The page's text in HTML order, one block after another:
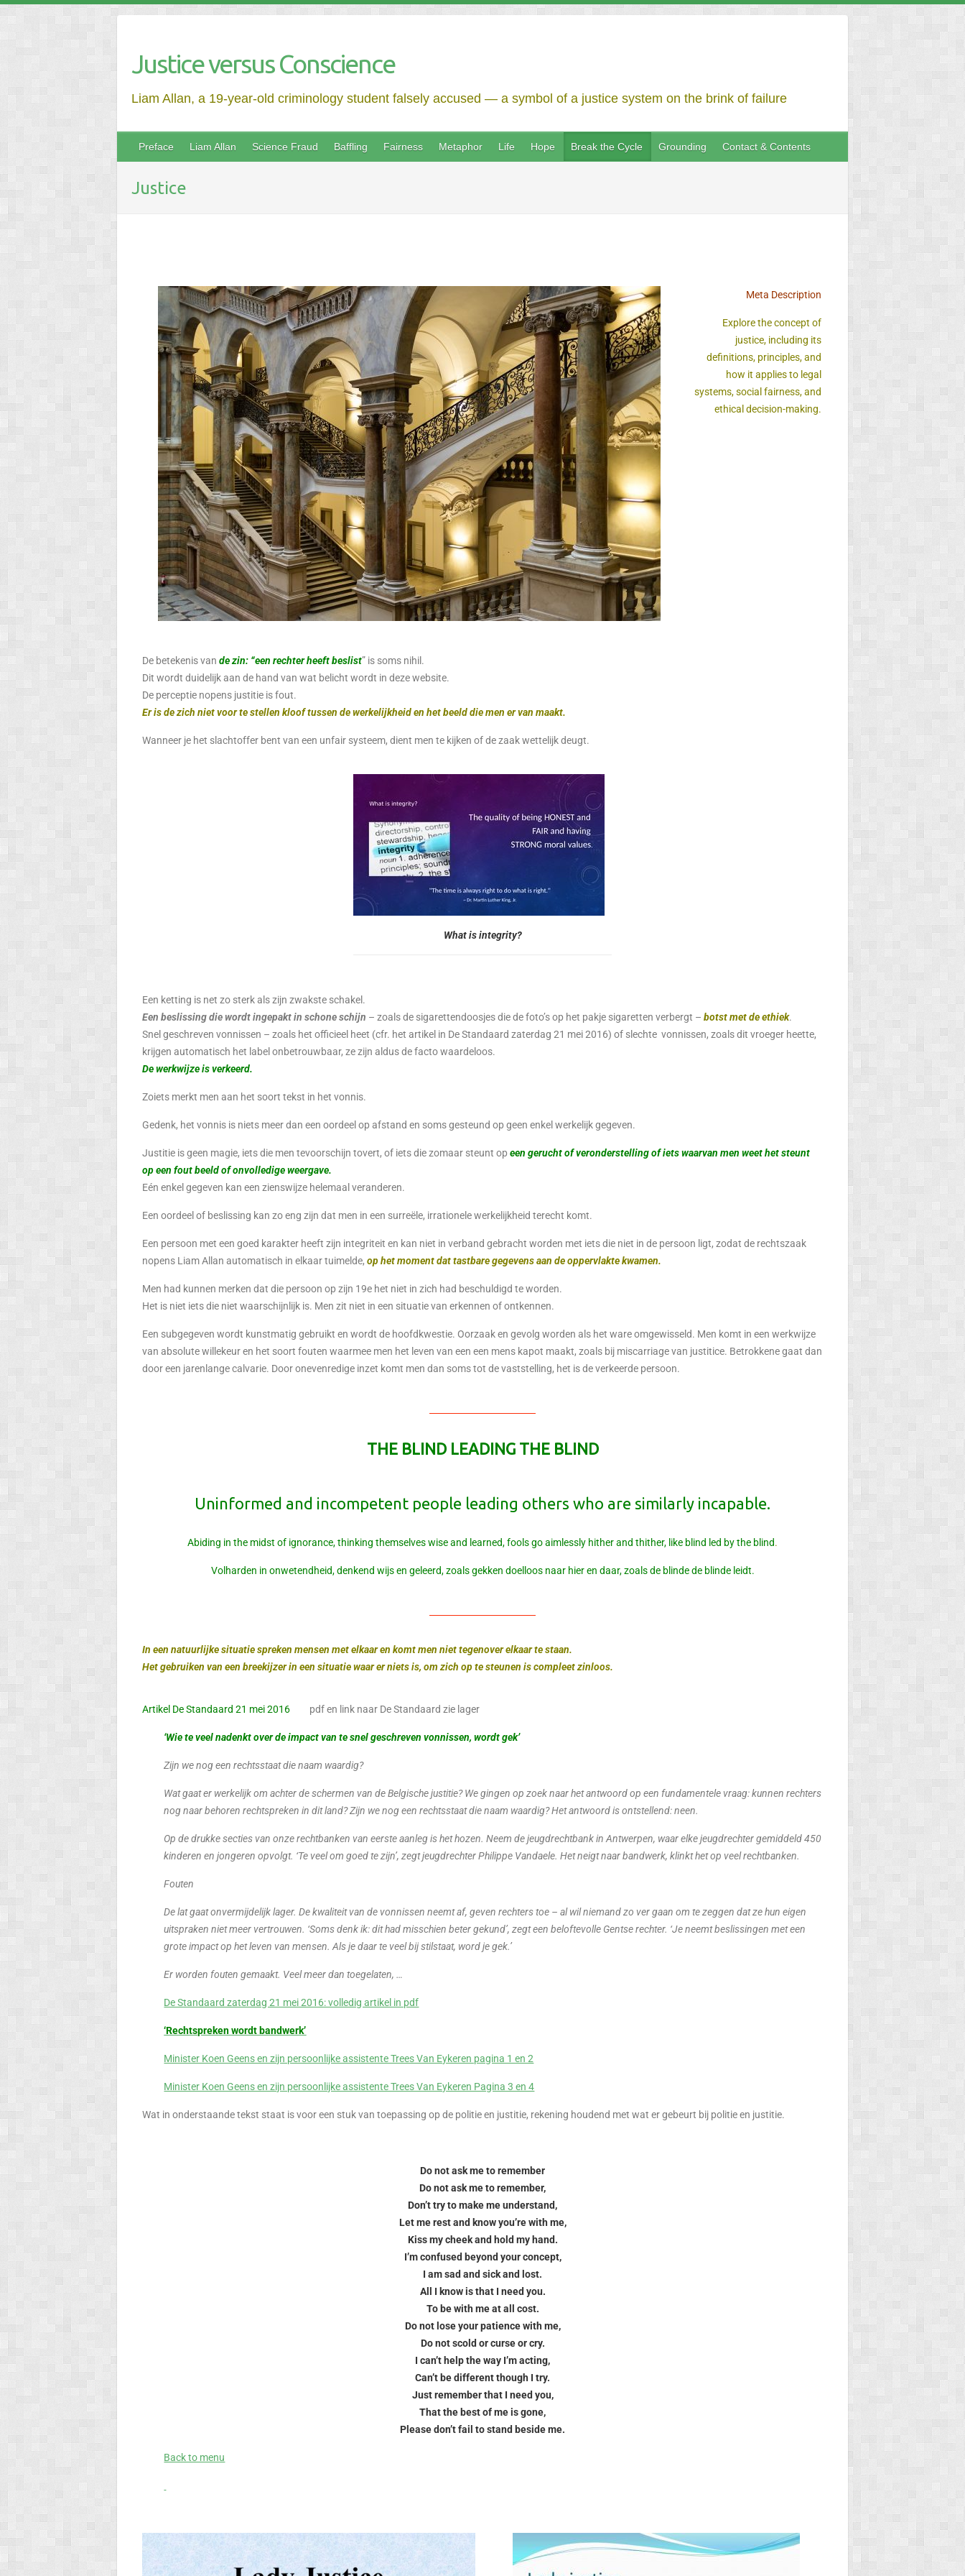
Justice versus Conscience
Liam Allan, a 19-year-old criminology student falsely accused — a symbol of a justice system on the brink of failure
Preface Liam Allan Science Fraud Baffling Fairness Metaphor Life Hope Break the Cycle Grounding Contact & Contents
Justice
Meta Description
Explore the concept of
justice, including its
definitions, principles, and
how it applies to legal
systems, social fairness, and
ethical decision-making.
De betekenis vande zin: “een rechter heeft beslist” is soms nihil.
Dit wordt duidelijk aan de hand van wat belicht wordt in deze website.
De perceptie nopens justitie is fout.
Er is de zich niet voor te stellen kloof tussen de werkelijkheid en het beeld die men er van maakt.
Wanneer je het slachtoffer bent van een unfair systeem, dient men te kijken of de zaak wettelijk deugt.
What is integrity?
Een ketting is net zo sterk als zijn zwakste schakel.
Een beslissing die wordt ingepakt in schone schijn – zoals de sigarettendoosjes die de foto’s op het pakje sigaretten verbergt –botst met de ethiek.
Snel geschreven vonnissen – zoals het officieel heet (cfr. het artikel in De Standaard zaterdag 21 mei 2016) of slechte vonnissen, zoals dit vroeger heette,
krijgen automatisch het label onbetrouwbaar, ze zijn aldus de facto waardeloos.
De werkwijze is verkeerd.
Zoiets merkt men aan het soort tekst in het vonnis.
Gedenk, het vonnis is niets meer dan een oordeel op afstand en soms gesteund op geen enkel werkelijk gegeven.
Justitie is geen magie, iets die men tevoorschijn tovert, of iets die zomaar steunt opeen gerucht of veronderstelling of iets waarvan men weet het steunt
op een fout beeld of onvolledige weergave.
Eén enkel gegeven kan een zienswijze helemaal veranderen.
Een oordeel of beslissing kan zo eng zijn dat men in een surreële, irrationele werkelijkheid terecht komt.
Een persoon met een goed karakter heeft zijn integriteit en kan niet in verband gebracht worden met iets die niet in de persoon ligt, zodat de rechtszaak
nopens Liam Allan automatisch in elkaar tuimelde,op het moment dat tastbare gegevens aan de oppervlakte kwamen.
Men had kunnen merken dat die persoon op zijn 19e het niet in zich had beschuldigd te worden.
Het is niet iets die niet waarschijnlijk is. Men zit niet in een situatie van erkennen of ontkennen.
Een subgegeven wordt kunstmatig gebruikt en wordt de hoofdkwestie. Oorzaak en gevolg worden als het ware omgewisseld. Men komt in een werkwijze
van absolute willekeur en het soort fouten waarmee men het leven van een een mens kapot maakt, zoals bij miscarriage van justitice. Betrokkene gaat dan
door een jarenlange calvarie. Door onevenredige inzet komt men dan soms tot de vaststelling, het is de verkeerde persoon.
THE BLIND LEADING THE BLIND
Uninformed and incompetent people leading others who are similarly incapable.
Abiding in the midst of ignorance, thinking themselves wise and learned, fools go aimlessly hither and thither, like blind led by the blind.
Volharden in onwetendheid, denkend wijs en geleerd, zoals gekken doelloos naar hier en daar, zoals de blinde de blinde leidt.
In een natuurlijke situatie spreken mensen met elkaar en komt men niet tegenover elkaar te staan.
Het gebruiken van een breekijzer in een situatie waar er niets is, om zich op te steunen is compleet zinloos.
Artikel De Standaard 21 mei 2016 pdf en link naar De Standaard zie lager
‘Wie te veel nadenkt over de impact van te snel geschreven vonnissen, wordt gek’
Zijn we nog een rechtsstaat die naam waardig?
Wat gaat er werkelijk om achter de schermen van de Belgische justitie? We gingen op zoek naar het antwoord op een fundamentele vraag: kunnen rechters
nog naar behoren rechtspreken in dit land? Zijn we nog een rechtsstaat die naam waardig? Het antwoord is ontstellend: neen.
Op de drukke secties van onze rechtbanken van eerste aanleg is het hozen. Neem de jeugdrechtbank in Antwerpen, waar elke jeugdrechter gemiddeld 450
kinderen en jongeren opvolgt. ‘Te veel om goed te zijn’, zegt jeugdrechter Philippe Vandaele. Het neigt naar bandwerk, klinkt het op veel rechtbanken.
Fouten
De lat gaat onvermijdelijk lager. De kwaliteit van de vonnissen neemt af, geven rechters toe – al wil niemand zo ver gaan om te zeggen dat ze hun eigen
uitspraken niet meer vertrouwen. ‘Soms denk ik: dit had misschien beter gekund’, zegt een beloftevolle Gentse rechter. ‘Je neemt beslissingen met een
grote impact op het leven van mensen. Als je daar te veel bij stilstaat, word je gek.’
Er worden fouten gemaakt. Veel meer dan toegelaten, …
De Standaard zaterdag 21 mei 2016: volledig artikel in pdf
‘Rechtspreken wordt bandwerk’
Minister Koen Geens en zijn persoonlijke assistente Trees Van Eykeren pagina 1 en 2
Minister Koen Geens en zijn persoonlijke assistente Trees Van Eykeren Pagina 3 en 4
Wat in onderstaande tekst staat is voor een stuk van toepassing op de politie en justitie, rekening houdend met wat er gebeurt bij politie en justitie.
Do not ask me to remember
Do not ask me to remember,
Don’t try to make me understand,
Let me rest and know you’re with me,
Kiss my cheek and hold my hand.
I’m confused beyond your concept,
I am sad and sick and lost.
All I know is that I need you.
To be with me at all cost.
Do not lose your patience with me,
Do not scold or curse or cry.
I can’t help the way I’m acting,
Can’t be different though I try.
Just remember that I need you,
That the best of me is gone,
Please don’t fail to stand beside me.
Back to menu